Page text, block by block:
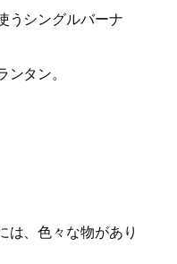
うシングルバーナ
タン。
は、色々な物があり